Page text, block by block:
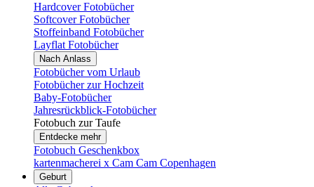
Hardcover Fotobücher
Softcover Fotobücher
Stoffeinband Fotobücher
Layflat Fotobücher
Nach Anlass
Fotobücher vom Urlaub
Fotobücher zur Hochzeit
Baby-Fotobücher
Jahresrückblick-Fotobücher
Fotobuch zur Taufe
Entdecke mehr
Fotobuch Geschenkbox
kartenmacherei x Cam Cam Copenhagen
Geburt